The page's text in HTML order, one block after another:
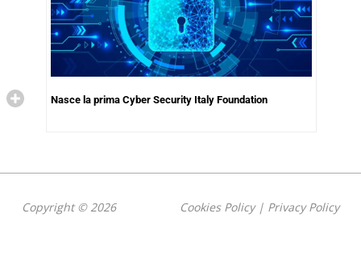
Nasce la prima Cyber Security Italy Foundation
Copyright © 2026 Cookies Policy| Privacy Policy